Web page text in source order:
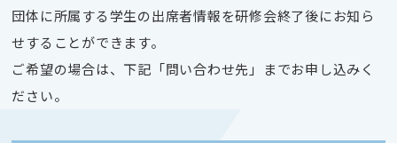
団体に所属する学生の出席者情報を研修会終了後にお知ら
せすることができます。
ご希望の場合は、下記「問い合わせ先」までお申し込みく
ださい。